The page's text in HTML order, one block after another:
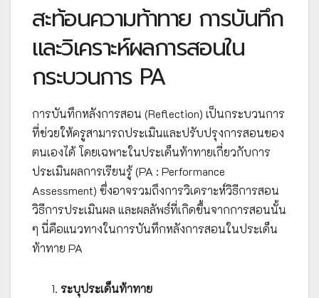
สะท้อนความท้าทาย การบันทึก
และวิเคราะห์ผลการสอนใน
กระบวนการ PA
การบันทึกหลังการสอน (Reflection) เป็นกระบวนการ
ที่ช่วยให้ครูสามารถประเมินและปรับปรุงการสอนของ
ตนเองได้ โดยเฉพาะในประเด็นท้าทายเกี่ยวกับการ
ประเมินผลการเรียนรู้ (PA : Performance
Assessment) ซึ่งอาจรวมถึงการวิเคราะห์วิธีการสอน
วิธีการประเมินผล และผลลัพธ์ที่เกิดขึ้นจากการสอนนั้น
ๆ นี่คือแนวทางในการบันทึกหลังการสอนในประเด็น
ท้าทาย PA
ระบุประเด็นท้าทาย